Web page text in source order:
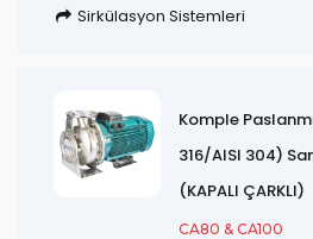
Sirkülasyon Sistemleri
Komple
316/AISI 304)
(KAPALI ÇARKLI)
CA80 & CA100